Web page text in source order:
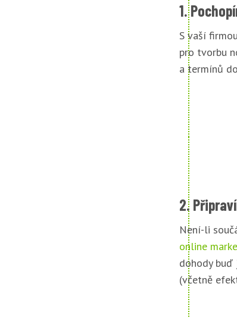
1.
S vaší
pro tvorbu
a termínů
2.
Není-li
online
dohody buď
(včetně